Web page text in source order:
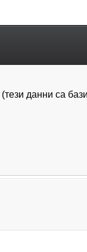
данни са